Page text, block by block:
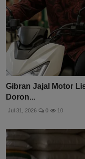
Gibran Jajal Motor
Doron...
Jul 31, 2026 0 10